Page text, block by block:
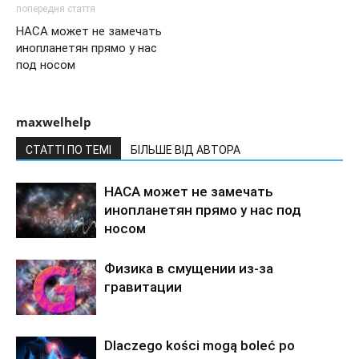
попередня стаття
НАСА может не замечать
инопланетян прямо у нас
под носом
maxwelhelp
СТАТТІ ПО ТЕМІ БІЛЬШЕ ВІД АВТОРА
НАСА может не замечать
инопланетян прямо у нас под
носом
Физика в смущении из-за
гравитации
Dlaczego kości mogą boleć po